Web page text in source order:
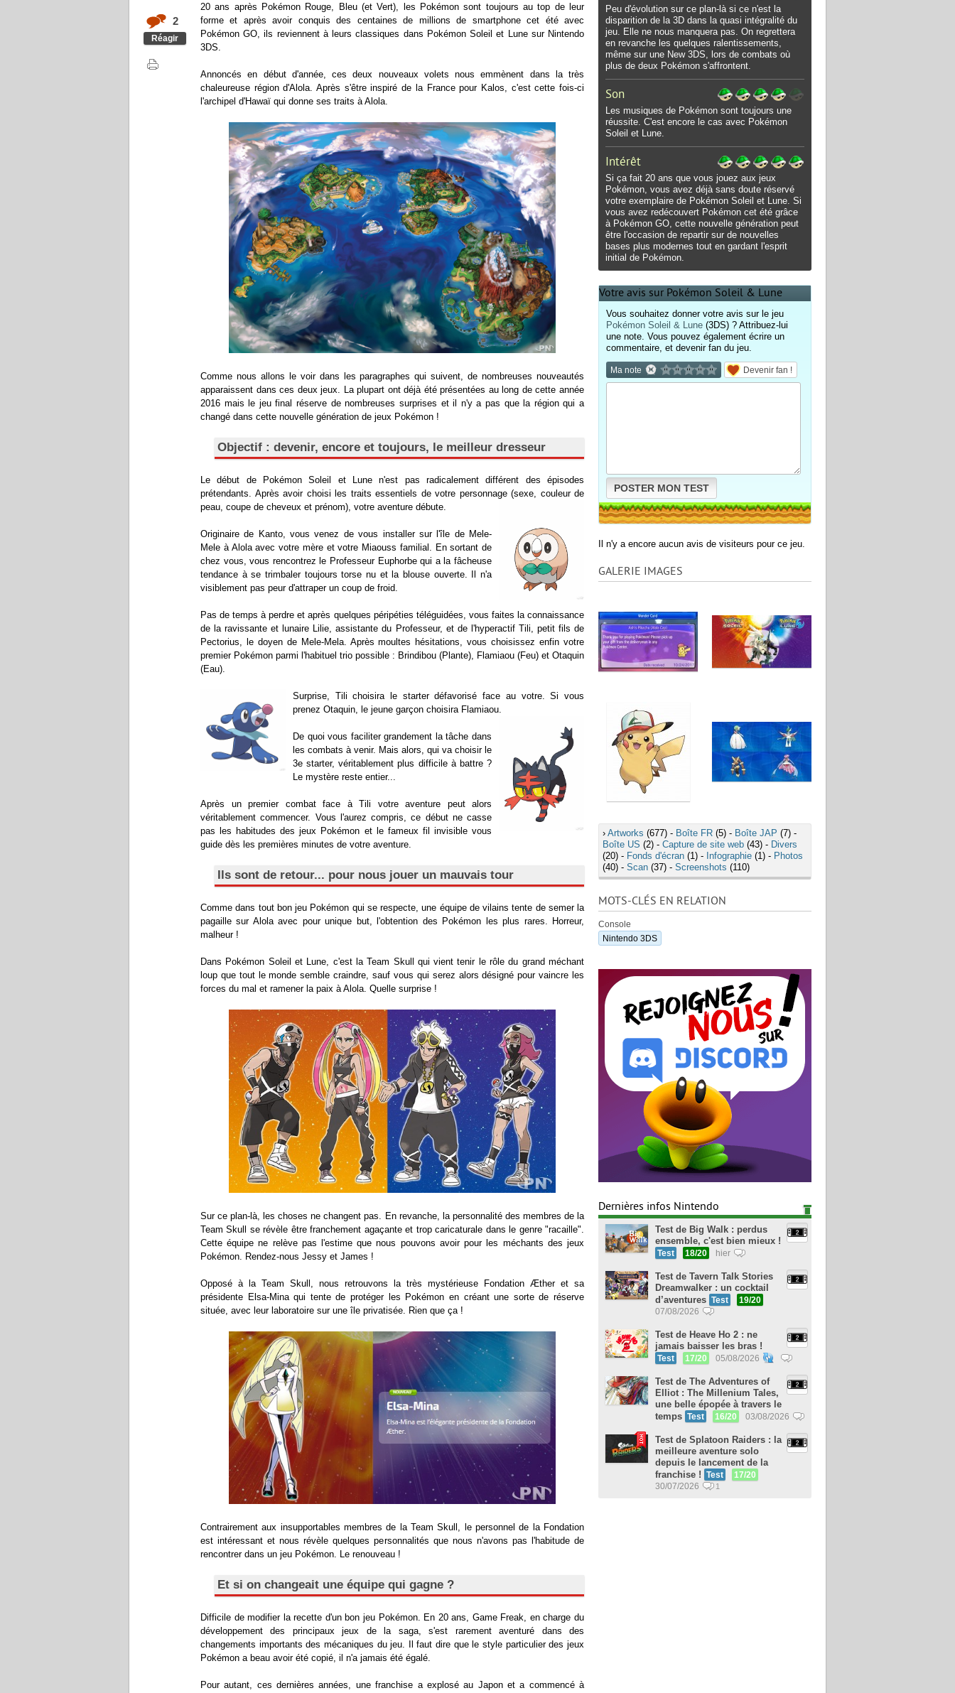
2
Réagir
20 ans après Pokémon Rouge, Bleu (et Vert), les Pokémon sont toujours au top de leur
forme et après avoir conquis des centaines de millions de smartphone cet été avec
Pokémon GO, ils reviennent à leurs classiques dans Pokémon Soleil et Lune sur Nintendo
3DS.
Annoncés en début d'année, ces deux nouveaux volets nous emmènent dans la très
chaleureuse région d'Alola. Après s'être inspiré de la France pour Kalos, c'est cette fois-ci
l'archipel d'Hawaï qui donne ses traits à Alola.
Comme nous allons le voir dans les paragraphes qui suivent, de nombreuses nouveautés
apparaissent dans ces deux jeux. La plupart ont déjà été présentées au long de cette année
2016 mais le jeu final réserve de nombreuses surprises et il n'y a pas que la région qui a
changé dans cette nouvelle génération de jeux Pokémon !
Objectif : devenir, encore et toujours, le meilleur dresseur
Le début de Pokémon Soleil et Lune n'est pas radicalement différent des épisodes
prétendants. Après avoir choisi les traits essentiels de votre personnage (sexe, couleur de
peau, coupe de cheveux et prénom), votre aventure débute.
Originaire de Kanto, vous venez de vous installer sur l'île de Mele-
Mele à Alola avec votre mère et votre Miaouss familial. En sortant de
chez vous, vous rencontrez le Professeur Euphorbe qui a la fâcheuse
tendance à se trimbaler toujours torse nu et la blouse ouverte. Il n'a
visiblement pas peur d'attraper un coup de froid.
Pas de temps à perdre et après quelques péripéties téléguidées, vous faites la connaissance
de la ravissante et lunaire Lilie, assistante du Professeur, et de l'hyperactif Tili, petit fils de
Pectorius, le doyen de Mele-Mela. Après moultes hésitations, vous choisissez enfin votre
premier Pokémon parmi l'habituel trio possible : Brindibou (Plante), Flamiaou (Feu) et Otaquin
(Eau).
Surprise, Tili choisira le starter défavorisé face au votre. Si vous
prenez Otaquin, le jeune garçon choisira Flamiaou.
De quoi vous faciliter grandement la tâche dans
les combats à venir. Mais alors, qui va choisir le
3e starter, véritablement plus difficile à battre ?
Le mystère reste entier...
Après un premier combat face à Tili votre aventure peut alors
véritablement commencer. Vous l'aurez compris, ce début ne casse
pas les habitudes des jeux Pokémon et le fameux fil invisible vous
guide dès les premières minutes de votre aventure.
Ils sont de retour... pour nous jouer un mauvais tour
Comme dans tout bon jeu Pokémon qui se respecte, une équipe de vilains tente de semer la
pagaille sur Alola avec pour unique but, l'obtention des Pokémon les plus rares. Horreur,
malheur !
Dans Pokémon Soleil et Lune, c'est la Team Skull qui vient tenir le rôle du grand méchant
loup que tout le monde semble craindre, sauf vous qui serez alors désigné pour vaincre les
forces du mal et ramener la paix à Alola. Quelle surprise !
Sur ce plan-là, les choses ne changent pas. En revanche, la personnalité des membres de la
Team Skull se révèle être franchement agaçante et trop caricaturale dans le genre "racaille".
Cette équipe ne relève pas l'estime que nous pouvons avoir pour les méchants des jeux
Pokémon. Rendez-nous Jessy et James !
Opposé à la Team Skull, nous retrouvons la très mystérieuse Fondation Æther et sa
présidente Elsa-Mina qui tente de protéger les Pokémon en créant une sorte de réserve
située, avec leur laboratoire sur une île privatisée. Rien que ça !
Contrairement aux insupportables membres de la Team Skull, le personnel de la Fondation
est intéressant et nous révèle quelques personnalités que nous n'avons pas l'habitude de
rencontrer dans un jeu Pokémon. Le renouveau !
Et si on changeait une équipe qui gagne ?
Difficile de modifier la recette d'un bon jeu Pokémon. En 20 ans, Game Freak, en charge du
développement des principaux jeux de la saga, s'est rarement aventuré dans des
changements importants des mécaniques du jeu. Il faut dire que le style particulier des jeux
Pokémon a beau avoir été copié, il n'a jamais été égalé.
Pour autant, ces dernières années, une franchise a explosé au Japon et a commencé à
Peu d'évolution sur ce plan-là si ce n'est la
disparition de la 3D dans la quasi intégralité du
jeu. Elle ne nous manquera pas. On regrettera
en revanche les quelques ralentissements,
même sur une New 3DS, lors de combats où
plus de deux Pokémon s'affrontent.
Son
Les musiques de Pokémon sont toujours une
réussite. C'est encore le cas avec Pokémon
Soleil et Lune.
Intérêt
Si ça fait 20 ans que vous jouez aux jeux
Pokémon, vous avez déjà sans doute réservé
votre exemplaire de Pokémon Soleil et Lune. Si
vous avez redécouvert Pokémon cet été grâce
à Pokémon GO, cette nouvelle génération peut
être l'occasion de repartir sur de nouvelles
bases plus modernes tout en gardant l'esprit
initial de Pokémon.
Votre avis sur Pokémon Soleil & Lune
Vous souhaitez donner votre avis sur le jeu
Pokémon Soleil & Lune (3DS) ? Attribuez-lui
une note. Vous pouvez également écrire un
commentaire, et devenir fan du jeu.
Ma note Devenir fan !
POSTER MON TEST
Il n'y a encore aucun avis de visiteurs pour ce jeu.
GALERIE IMAGES
› Artworks (677) - Boîte FR (5) - Boîte JAP (7) -
Boîte US (2) - Capture de site web (43) - Divers
(20) - Fonds d'écran (1) - Infographie (1) - Photos
(40) - Scan (37) - Screenshots (110)
MOTS-CLÉS EN RELATION
Console
Nintendo 3DS
Dernières infos Nintendo
Test de Big Walk : perdus
ensemble, c'est bien mieux !
Test 18/20 hier
Test de Tavern Talk Stories
Dreamwalker : un cocktail
d’aventures Test
19/20
07/08/2026
Test de Heave Ho 2 : ne
jamais baisser les bras !
Test 17/20 05/08/2026
Test de The Adventures of
Elliot : The Millenium Tales,
une belle épopée à travers le
temps Test 16/20 03/08/2026
Test de Splatoon Raiders : la
meilleure aventure solo
depuis le lancement de la
franchise !
Test
17/20
30/07/2026
1